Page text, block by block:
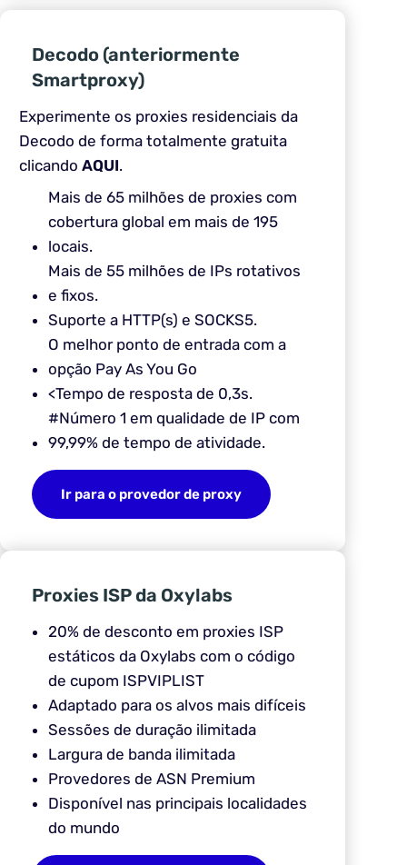
Decodo (anteriormente
Smartproxy)
Experimente os proxies residenciais da
Decodo de forma totalmente gratuita
clicando AQUI.
Mais de 65 milhões de proxies com
cobertura global em mais de 195
locais.
Mais de 55 milhões de IPs rotativos
e fixos.
Suporte a HTTP(s) e SOCKS5.
O melhor ponto de entrada com a
opção Pay As You Go
<Tempo de resposta de 0,3s.
#Número 1 em qualidade de IP com
99,99% de tempo de atividade.
Ir para o provedor de proxy
Proxies ISP da Oxylabs
20% de desconto em proxies ISP
estáticos da Oxylabs com o código
de cupom ISPVIPLIST
Adaptado para os alvos mais difíceis
Sessões de duração ilimitada
Largura de banda ilimitada
Provedores de ASN Premium
Disponível nas principais localidades
do mundo